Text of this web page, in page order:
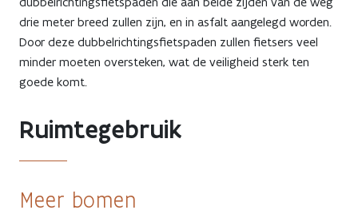
drie meter breed zullen zijn, en in asfalt aangelegd worden.
Door deze dubbelrichtingsfietspaden zullen fietsers veel
minder moeten oversteken, wat de veiligheid sterk ten
goede komt.
Ruimtegebruik
Meer bomen